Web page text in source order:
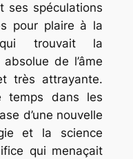
ses spéculations
pour plaire à la
qui trouvait la
de l’âme
très attrayante.
temps dans les
d’une nouvelle
et la science
qui menaçait